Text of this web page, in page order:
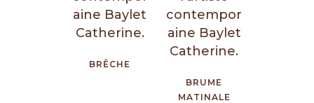
BRÊCHE
BRUME
MATINALE